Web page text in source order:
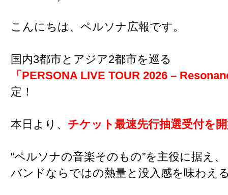
こんにちは、ペルソナ広報です。
国内3都市とアジア2都市を巡る
「PERSONA LIVE TOUR 2026 –
定！
本日より、 チケット最速先行抽選受付を
“ペルソナの音楽そのもの”を主役に据え、
バンドならではの熱量と没入感を味わえ